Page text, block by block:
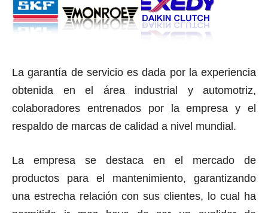
La garantía de servicio es dada por la experiencia
obtenida en el área industrial y automotriz,
colaboradores entrenados por la empresa y el
respaldo de marcas de calidad a nivel mundial.
La empresa se destaca en el mercado de
productos para el mantenimiento, garantizando
una estrecha relación con sus clientes, lo cual ha